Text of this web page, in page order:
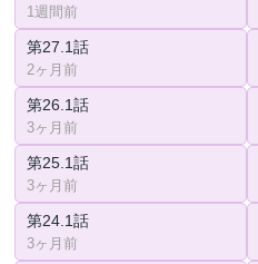
1週間前
第27.1話
2ヶ月前
第26.1話
3ヶ月前
第25.1話
3ヶ月前
第24.1話
3ヶ月前